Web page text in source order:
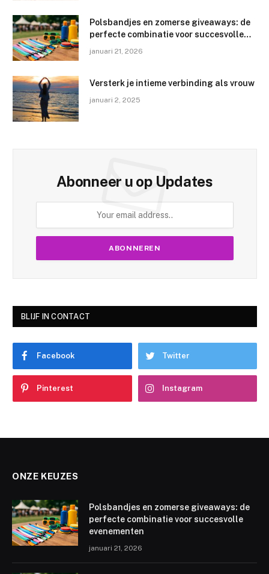
Polsbandjes en zomerse giveaways: de
perfecte combinatie voor succesvolle
januari 21, 2026
Versterk je intieme verbinding als vrouw
januari 2, 2025
Abonneer u op Updates
BLIJF IN CONTACT
Facebook Twitter
Pinterest Instagram
ONZE KEUZES
Polsbandjes en zomerse giveaways: de
perfecte combinatie voor succesvolle
evenementen
januari 21, 2026